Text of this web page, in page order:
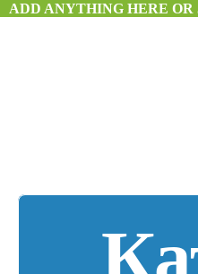
ADD ANYTHING HERE